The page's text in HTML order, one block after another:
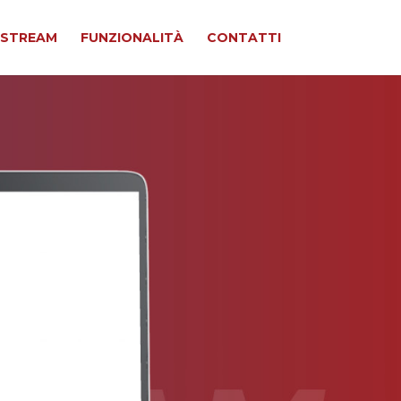
FUNZIONALITÀ CONTATTI